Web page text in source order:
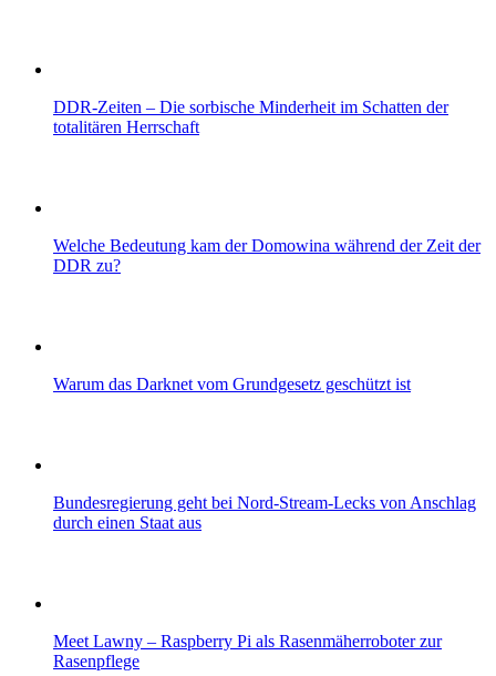
DDR-Zeiten – Die sorbische Minderheit im Schatten der
totalitären Herrschaft
Welche Bedeutung kam der Domowina während der Zeit der
DDR zu?
Warum das Darknet vom Grundgesetz geschützt ist
Bundesregierung geht bei Nord-Stream-Lecks von Anschlag
durch einen Staat aus
Meet Lawny – Raspberry Pi als Rasenmäherroboter zur
Rasenpflege